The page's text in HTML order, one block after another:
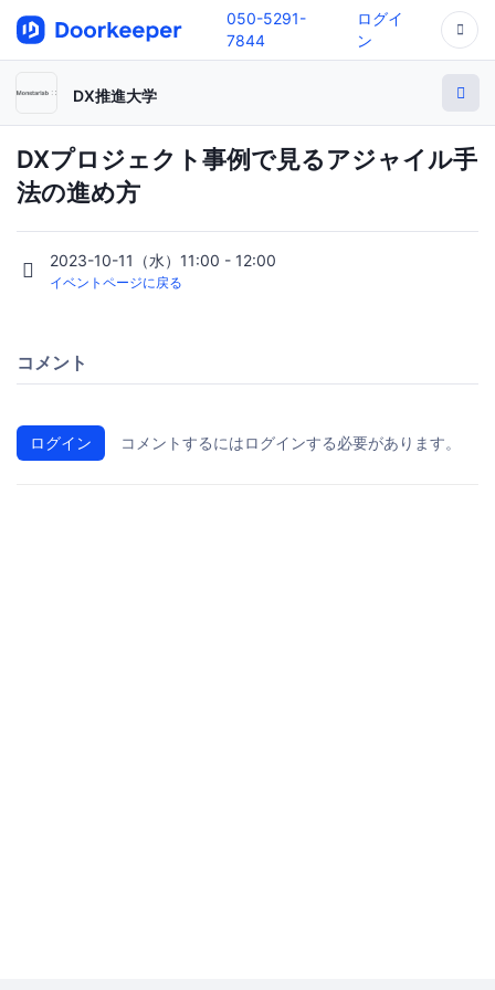
050-5291-
7844
ログイ
ン
DX推進大学
DXプロジェクト事例で見るアジャイル手
法の進め方
2023-10-11（水）11:00 - 12:00
イベントページに戻る
コメント
ログイン コメントするにはログインする必要があります。